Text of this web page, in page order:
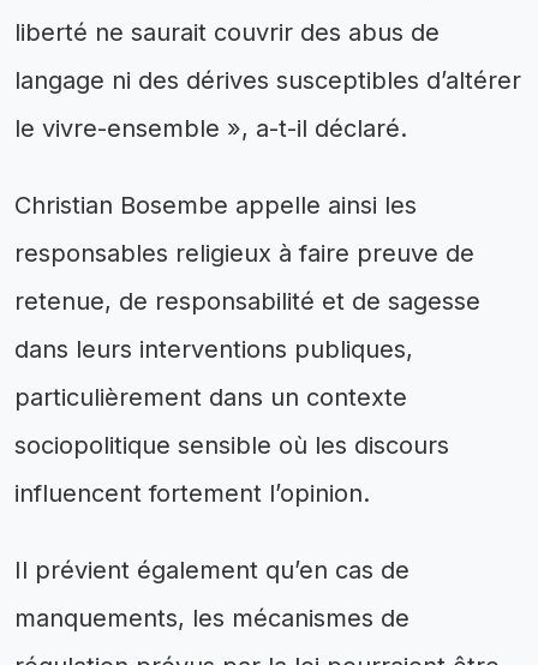
liberté ne saurait couvrir des abus de
langage ni des dérives susceptibles d’altérer
le vivre-ensemble », a-t-il déclaré.
Christian Bosembe appelle ainsi les
responsables religieux à faire preuve de
retenue, de responsabilité et de sagesse
dans leurs interventions publiques,
particulièrement dans un contexte
sociopolitique sensible où les discours
influencent fortement l’opinion.
Il prévient également qu’en cas de
manquements, les mécanismes de